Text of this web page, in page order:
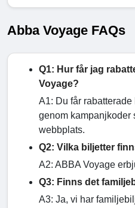
Abba Voyage FAQs
Q1: Hur får jag
Voyage?
A1: Du får
genom kampanjkoder
webbplats.
Q2: Vilka biljetter
A2: ABBA Voyage
Q3: Finns det
A3: Ja, vi har